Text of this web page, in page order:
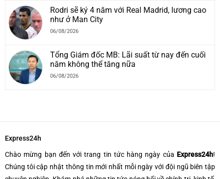
Rodri sẽ ký 4 năm với Real Madrid, lương cao
như ở Man City
06/08/2026
Tổng Giám đốc MB: Lãi suất từ nay đến cuối
năm không thể tăng nữa
06/08/2026
Express24h
Chào mừng bạn đến với trang tin tức hàng ngày của Express24h!
Chúng tôi cập nhật thông tin mới nhất mỗi ngày với đội ngũ biên tập